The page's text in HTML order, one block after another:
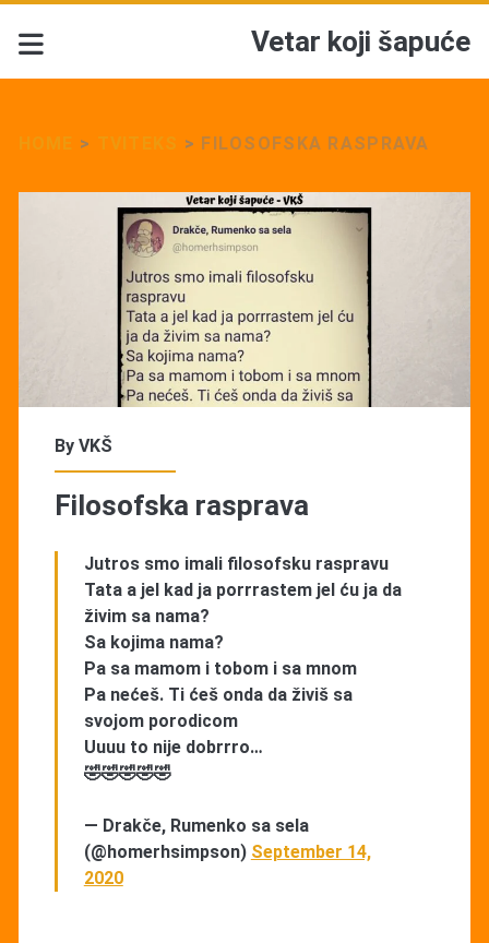
Vetar koji šapuće
> > FILOSOFSKA RASPRAVA
By VKŠ
Filosofska rasprava
Jutros smo imali filosofsku raspravu
Tata a jel kad ja porrrastem jel ću ja da
živim sa nama?
Sa kojima nama?
Pa sa mamom i tobom i sa mnom
Pa nećeš. Ti ćeš onda da živiš sa
svojom porodicom
Uuuu to nije dobrrro…
🤣🤣🤣🤣🤣
— Drakče, Rumenko sa sela
(@homerhsimpson) September 14,
2020